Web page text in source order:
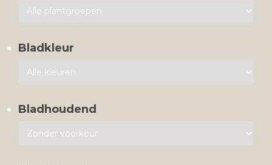
Bladkleur
Bladhoudend